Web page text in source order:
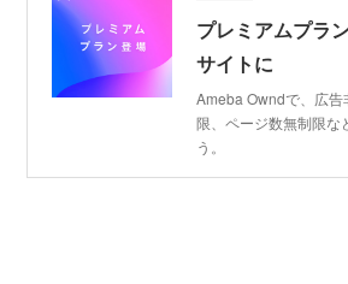
プレミアムプラ
サイトに
Ameba Owndで、広
限、ページ数無制限な
う。